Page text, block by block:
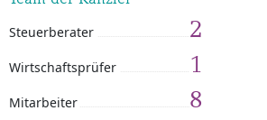
Steuerberater 2
Wirtschaftsprüfer 1
Mitarbeiter 8